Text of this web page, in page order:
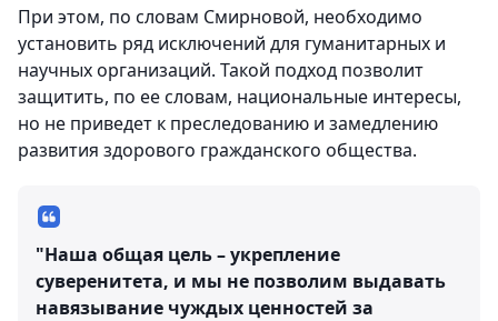
При этом, по словам Смирновой, необходимо
установить ряд исключений для гуманитарных и
научных организаций. Такой подход позволит
защитить, по ее словам, национальные интересы,
но не приведет к преследованию и замедлению
развития здорового гражданского общества.
"Наша общая цель – укрепление
суверенитета, и мы не позволим выдавать
навязывание чуждых ценностей за